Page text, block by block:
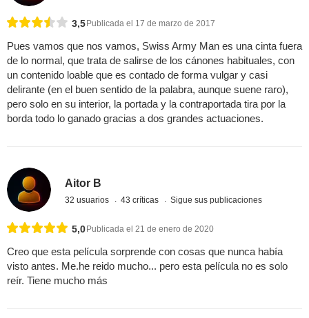
3,5Publicada el 17 de marzo de 2017
Pues vamos que nos vamos, Swiss Army Man es una cinta fuera
de lo normal, que trata de salirse de los cánones habituales, con
un contenido loable que es contado de forma vulgar y casi
delirante (en el buen sentido de la palabra, aunque suene raro),
pero solo en su interior, la portada y la contraportada tira por la
borda todo lo ganado gracias a dos grandes actuaciones.
Aitor B
32 usuarios 43 críticas Sigue sus publicaciones
5,0 Publicada el 21 de enero de 2020
Creo que esta película sorprende con cosas que nunca había
visto antes. Me.he reido mucho... pero esta película no es solo
reír. Tiene mucho más